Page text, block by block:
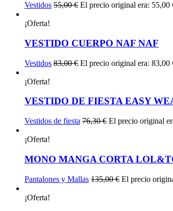
Vestidos 55,00€ El precio original era: 55,00
¡Oferta!
VESTIDO CUERPO NAF NAF
Vestidos 83,00€ El precio original era: 83,00
¡Oferta!
VESTIDO DE FIESTA EASY
Vestidos de fiesta 76,30€ El precio original
¡Oferta!
MONO MANGA CORTA
Pantalones y Mallas 135,00€ El precio
¡Oferta!